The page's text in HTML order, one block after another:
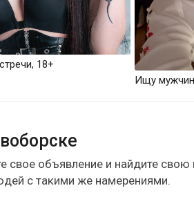
18+
Ищу
свое объявление и найдите свою
с такими же намерениями.